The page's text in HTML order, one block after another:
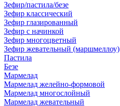
Зефир/пастила/безе
Зефир классический
Зефир глазированный
Зефир с начинкой
Зефир многоцветный
Зефир жевательный (маршмеллоу)
Пастила
Безе
Мармелад
Мармелад желейно-формовой
Мармелад многослойный
Мармелад жевательный